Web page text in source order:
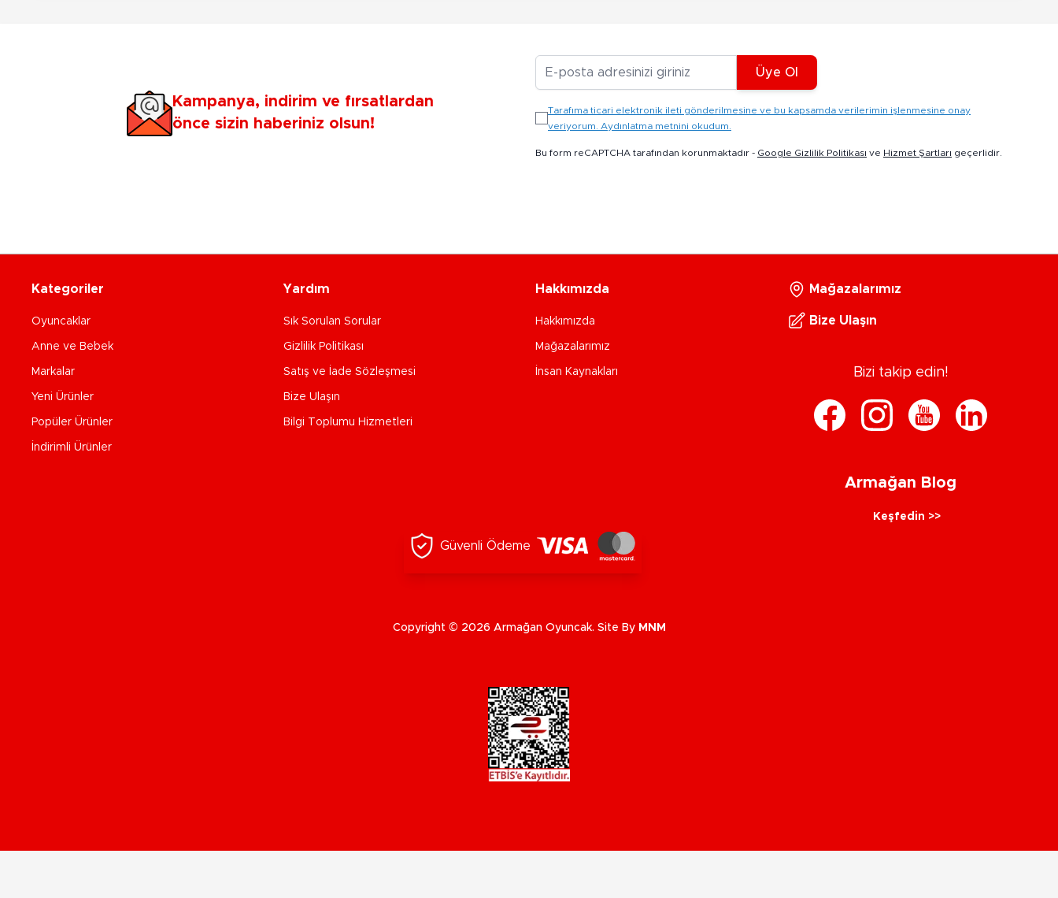
Kampanya, indirim ve fırsatlardan
önce sizin haberiniz olsun!
Üye Ol
Tarafıma ticari elektronik ileti gönderilmesine ve bu kapsamda verilerimin işlenmesine onay
veriyorum. Aydınlatma metnini okudum.
Bu form reCAPTCHA tarafından korunmaktadır - Google Gizlilik Politikası ve Hizmet Şartları geçerlidir.
Kategoriler
Oyuncaklar
Anne ve Bebek
Markalar
Yeni Ürünler
Popüler Ürünler
İndirimli Ürünler
Yardım
Sık Sorulan Sorular
Gizlilik Politikası
Satış ve İade Sözleşmesi
Bize Ulaşın
Bilgi Toplumu Hizmetleri
Hakkımızda
Hakkımızda
Mağazalarımız
İnsan Kaynakları
Mağazalarımız
Bize Ulaşın
Bizi takip edin!
Armağan Blog
Keşfedin >>
Güvenli Ödeme
Copyright © 2026 Armağan Oyuncak. Site By MNM